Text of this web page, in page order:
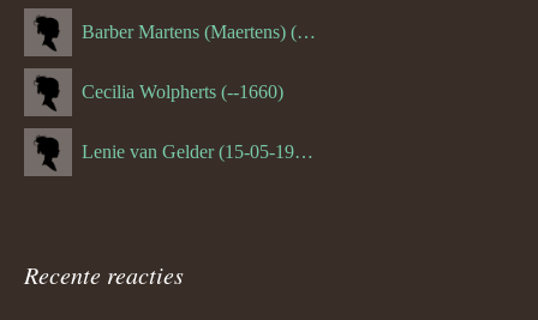
Barber Martens (Maertens) (--1658)
Cecilia Wolpherts (--1660)
Lenie van Gelder (15-05-1970)
Recente reacties